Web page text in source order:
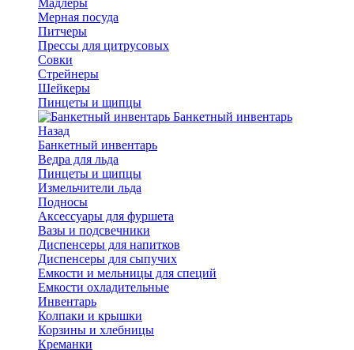
Мадлеры
Мерная посуда
Питчеры
Прессы для цитрусовых
Совки
Стрейнеры
Шейкеры
Пинцеты и щипцы
Банкетный инвентарь
Назад
Банкетный инвентарь
Ведра для льда
Пинцеты и щипцы
Измельчители льда
Подносы
Аксессуары для фуршета
Вазы и подсвечники
Диспенсеры для напитков
Диспенсеры для сыпучих
Емкости и мельницы для специй
Емкости охладительные
Инвентарь
Колпаки и крышки
Корзины и хлебницы
Креманки